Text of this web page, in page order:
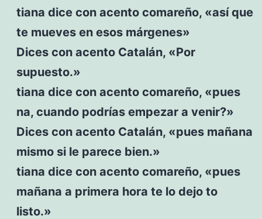
tiana dice con acento comareño, «así que
te mueves en esos márgenes»
Dices con acento Catalán, «Por
supuesto.»
tiana dice con acento comareño, «pues
na, cuando podrías empezar a venir?»
Dices con acento Catalán, «pues mañana
mismo si le parece bien.»
tiana dice con acento comareño, «pues
mañana a primera hora te lo dejo to
listo.»